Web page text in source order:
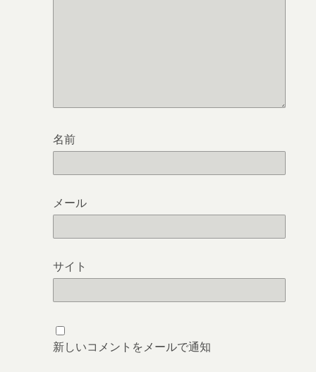
名前
メール
サイト
新しいコメントをメールで通知